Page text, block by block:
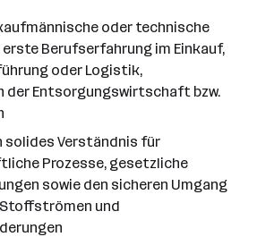
oder technische
Berufserfahrung im Einkauf,
oder Logistik,
der Entsorgungswirtschaft bzw.
solides Verständnis für
Prozesse, gesetzliche
sowie den sicheren Umgang
und